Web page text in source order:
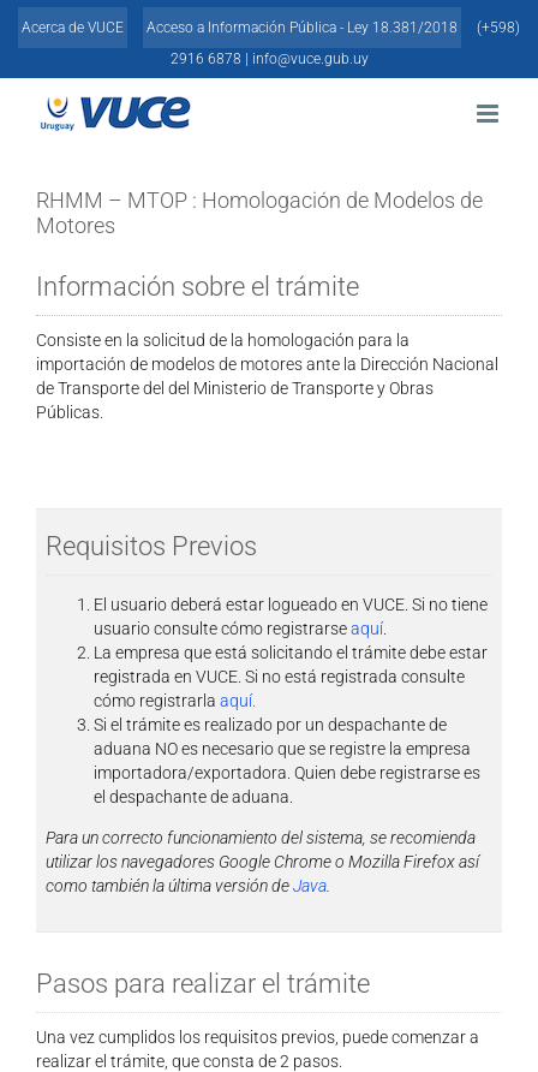
Skip
Acerca de VUCE Acceso a Información Pública - Ley 18.381/2018
(+598)
2916 6878 |
info@vuce.gub.uy
RHMM – MTOP : Homologación de Modelos de
Motores
Información sobre el trámite
Consiste en la solicitud de la homologación para la
importación de modelos de motores ante la Dirección Nacional
de Transporte del del Ministerio de Transporte y Obras
Públicas.
Requisitos Previos
El usuario deberá estar logueado en VUCE. Si no tiene
usuario consulte cómo registrarseaquí.
La empresa que está solicitando el trámite debe estar
registrada en VUCE. Si no está registrada consulte
cómo registrarla aquí.
Si el trámite es realizado por un despachante de
aduana NO es necesario que se registre la empresa
importadora/exportadora. Quien debe registrarse es
el despachante de aduana.
Para un correcto funcionamiento del sistema, se recomienda
utilizar los navegadores Google Chrome o Mozilla Firefox así
como también la última versión deJava.
Pasos para realizar el trámite
Una vez cumplidos los requisitos previos, puede comenzar a
realizar el trámite, que consta de 2 pasos.